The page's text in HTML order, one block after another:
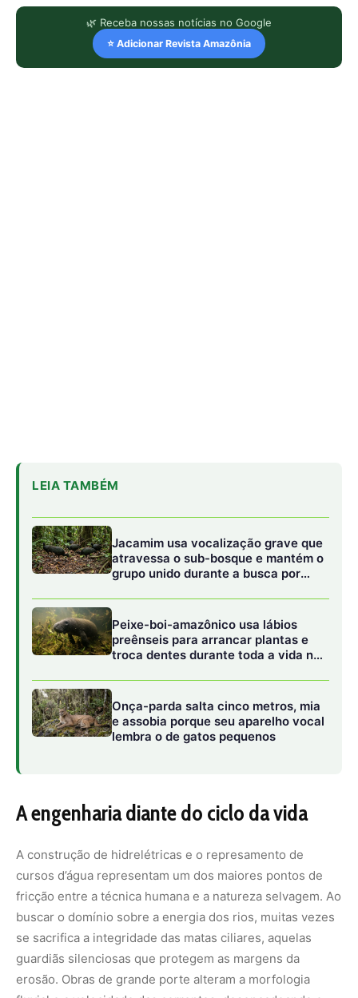
🌿 Receba nossas notícias no Google
⭐ Adicionar Revista Amazônia
A engenharia diante do ciclo da vida
cursos d’água representam um dos maiores pontos de
fricção entre a técnica humana e a natureza selvagem. Ao
buscar o domínio sobre a energia dos rios, muitas vezes
guardiãs silenciosas que protegem as margens da
erosão. Obras de grande porte alteram a morfologia
fluvial e a velocidade das correntes, desencadeando o
e vibrante, torna-se raso e turvo por conta do acúmulo de
mas também as comunidades que dependem desse
Além das barragens, a malha viária impõe cicatrizes na
planície. A abertura de estradas em terrenos de alta
instabilidade geológica frequentemente ignora a vontade
das águas. O desbarrancamento de encostas e o
escoamento superficial acelerado transformam rodovias
em diques ou canais de erosão. Recentemente, o setor